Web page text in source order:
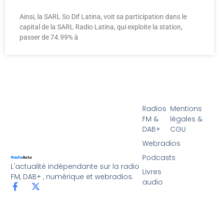
Ainsi, la SARL So Dif Latina, voit sa participation dans le
capital de la SARL Radio Latina, qui exploite la station,
passer de 74.99% à
L'actualité indépendante sur la radio
FM, DAB+ , numérique et webradios.
Radios
FM &
DAB+
Webradios
Podcasts
Livres
audio
Mentions
légales &
CGU